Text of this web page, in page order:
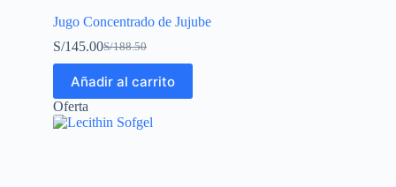
Jugo Concentrado de Jujube
S/188.50
S/145.00
Añadir al carrito
Oferta